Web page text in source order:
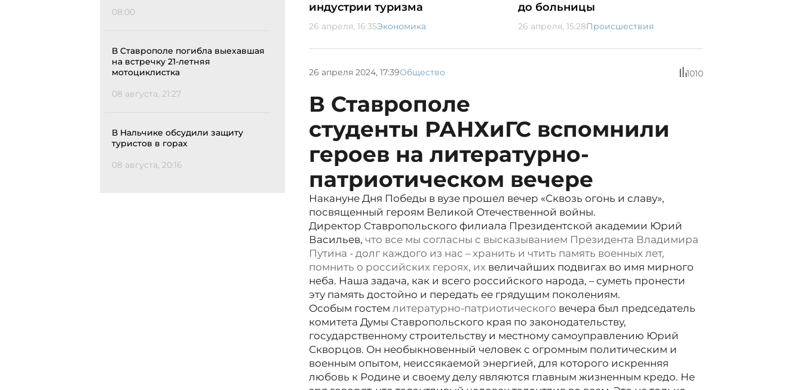
08:00
В Ставрополе погибла выехавшая
на встречку 21-летняя
мотоциклистка
08 августа, 21:27
В Нальчике обсудили защиту
туристов в горах
08 августа, 20:16
индустрии туризма
26 апреля, 16:35Экономика
до больницы
26 апреля, 15:28Происшествия
26 апреля 2024, 17:39Общество 1010
В Ставрополе
студенты РАНХиГС вспомнили
героев на литературно-
патриотическом вечере
Накануне Дня Победы в вузе прошел вечер «Сквозь огонь и славу»,
посвященный героям Великой Отечественной войны.
Директор Ставропольского филиала Президентской академии Юрий
Васильев, что все мы согласны с высказыванием Президента Владимира
Путина - долг каждого из нас – хранить и чтить память военных лет,
помнить о российских героях, их величайших подвигах во имя мирного
неба. Наша задача, как и всего российского народа, – суметь пронести
эту память достойно и передать ее грядущим поколениям.
Особым гостем литературно-патриотического вечера был председатель
комитета Думы Ставропольского края по законодательству,
государственному строительству и местному самоуправлению Юрий
Скворцов. Он необыкновенный человек с огромным политическим и
военным опытом, неиссякаемой энергией, для которого искренняя
любовь к Родине и своему делу являются главным жизненным кредо. Не